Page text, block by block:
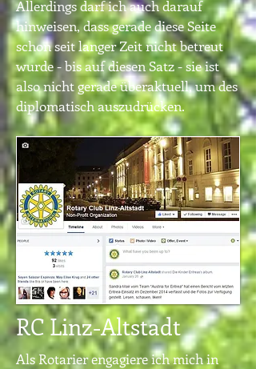
Allerdings darf ich auch darauf
hinweisen, dass gerade diese Seite
schon seit langer Zeit nicht betreut
wurde - bis auf diesen Satz - sie ist
also nicht gerade überaktuell, um des
diplomatisch auszudrücken.
RC Linz-Altstadt
Als Rotarier engagiere ich mich in